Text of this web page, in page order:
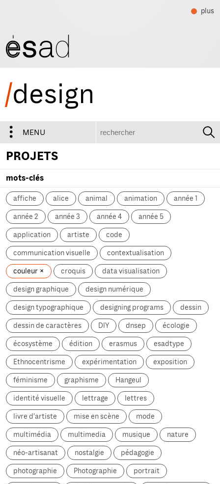
plus
/design
MENU
PROJETS
mots-clés
affiche alice animal animation année 1
année 2 année 3 année 4 année 5
application artiste code
communication visuelle contextualisation
couleur croquis data visualisation
design graphique design numérique
design typographique designing programs dessin
dessin de caractères DIY dnsep écologie
écosystème édition erasmus esadtype
Ethnocentrisme expérimentation exposition
féminisme graphisme Hangeul
identité visuelle lettrage lettres
livre d'artiste mise en scène mode
multimédia multimedia musique nature
néo-artisanat nostalgie pédagogie
photographie Photographie portrait